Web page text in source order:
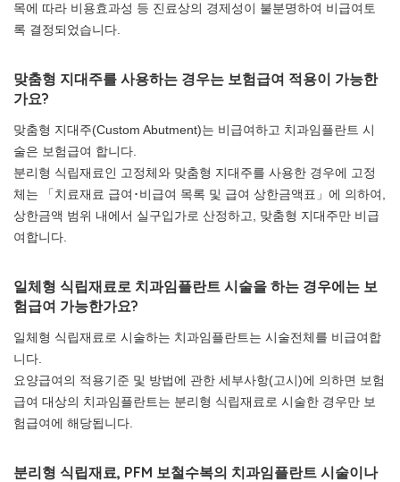
목에 따라 비용효과성 등 진료상의 경제성이 불분명하여 비급여토
록 결정되었습니다.
맞춤형 지대주를 사용하는 경우는 보험급여 적용이 가능한
가요?
맞춤형 지대주(Custom Abutment)는 비급여하고 치과임플란트 시
술은 보험급여 합니다.
분리형 식립재료인 고정체와 맞춤형 지대주를 사용한 경우에 고정
체는 「치료재료 급여･비급여 목록 및 급여 상한금액표」에 의하여,
상한금액 범위 내에서 실구입가로 산정하고, 맞춤형 지대주만 비급
여합니다.
일체형 식립재료로 치과임플란트 시술을 하는 경우에는 보
험급여 가능한가요?
일체형 식립재료로 시술하는 치과임플란트는 시술전체를 비급여합
니다.
요양급여의 적용기준 및 방법에 관한 세부사항(고시)에 의하면 보험
급여 대상의 치과임플란트는 분리형 식립재료로 시술한 경우만 보
험급여에 해당됩니다.
분리형 식립재료, PFM 보철수복의 치과임플란트 시술이나